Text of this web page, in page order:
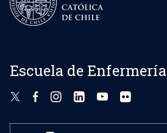
Escuela de Enfermería